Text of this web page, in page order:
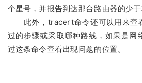
个星号，并报告到达那台路由器的少于
此外，tracert命令还可以用来查
过的步骤或采取哪种路线，如果是网
过这条命令查看出现问题的位置。